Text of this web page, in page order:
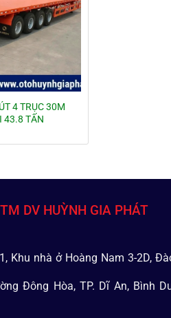
4 TRỤC 30M
43.8 TẤN
DV HUỲNH GIA PHÁT
Khu nhà ở Hoàng Nam 3-2D,
Đông Hòa, TP. Dĩ An, Bình